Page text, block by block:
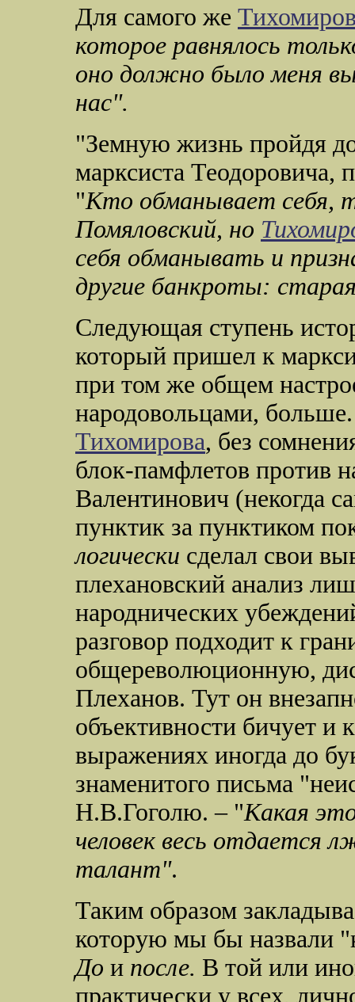
Для самого же
которое равнялось
оно должно было меня
нас".
"Земную жизнь пройдя
марксиста Теодоровича,
"Кто обманывает себя,
Помяловский, но
себя обманывать и
другие банкроты:
Следующая ступень
который пришел к
при том же общем
народовольцами,
Тихомирова, без
блок-памфлетов против
Валентинович (некогда
пунктик за пунктиком
логически сделал свои
плехановский анализ
народнических
разговор подходит к
общереволюционную,
Плеханов. Тут он
объективности бичует и
выражениях иногда до
знаменитого письма
Н.В.Гоголю. – "Какая
человек весь отдается
талант".
Таким образом
которую мы бы назвали
До и после. В той или
практически у всех,